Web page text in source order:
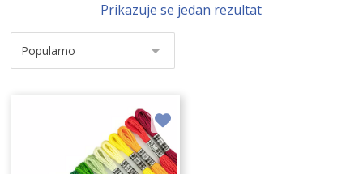
Prikazuje se jedan rezultat